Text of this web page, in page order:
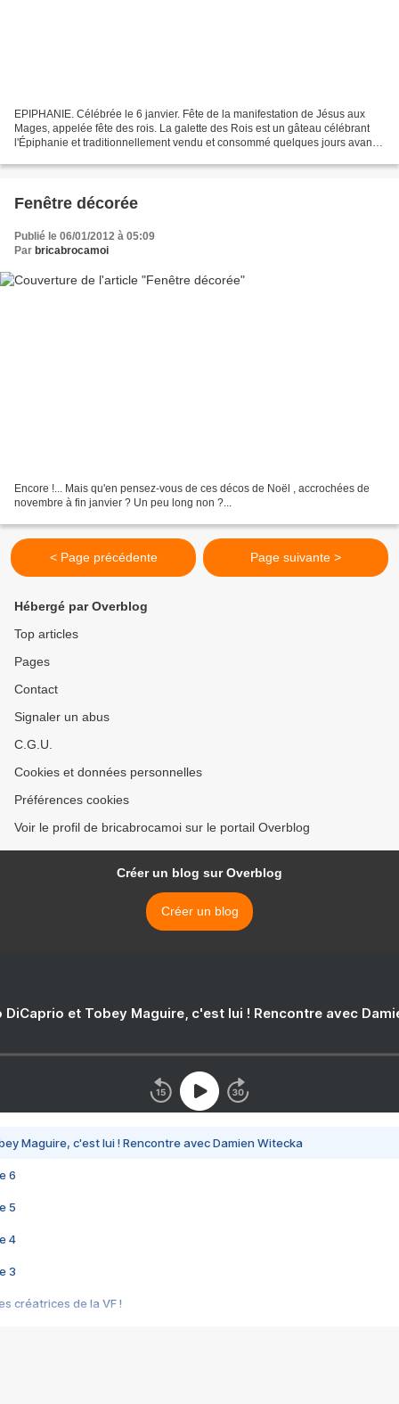
EPIPHANIE. Célébrée le 6 janvier. Fête de la manifestation de Jésus aux
Mages, appelée fête des rois. La galette des Rois est un gâteau célébrant
l'Épiphanie et traditionnellement vendu et consommé quelques jours avant
Fenêtre décorée
Publié le 06/01/2012 à 05:09
Par bricabrocamoi
Encore !... Mais qu'en pensez-vous de ces décos de Noël , accrochées de
novembre à fin janvier ? Un peu long non ?...
< Page précédente Page suivante >
Hébergé par Overblog
Top articles
Pages
Contact
Signaler un abus
C.G.U.
Cookies et données personnelles
Préférences cookies
Voir le profil de bricabrocamoi sur le portail Overblog
Créer un blog sur Overblog
Créer un blog
DiCaprio et Tobey Maguire, c'est lui ! Rencontre avec
Maguire, c'est lui ! Rencontre avec Damien Witecka
6
5
4
3
créatrices de la VF !